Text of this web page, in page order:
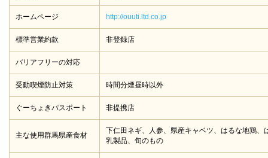
ホームページ http://ouuti.ltd.co.jp
標準営業約款 非登録店
バリアフリーの対応
受動喫煙防止対策 時間分煙昼時以外
ぐーちょきパスポート 非提携店
主な使用群馬県産食材
下仁田ネギ、人参、県産キャベツ、はるな地鶏
乳製品、旬のもの